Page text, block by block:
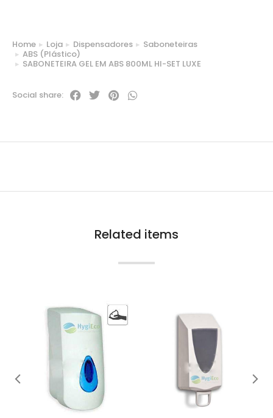
You are here:
Home Loja Dispensadores
Saboneteiras
ABS (Plástico)
SABONETEIRA GEL EM ABS 800ML HI-SET LUXE
Social share:
Related items